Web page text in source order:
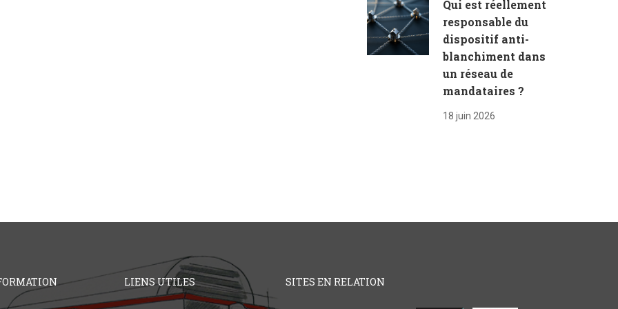
Qui est réellement
responsable du
dispositif anti-
blanchiment dans
un réseau de
mandataires ?
18 juin 2026
LIENS UTILES SITES EN RELATION